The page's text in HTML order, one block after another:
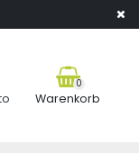
0
Warenkorb